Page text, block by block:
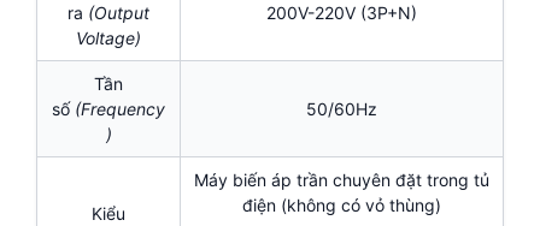
ra (Output
Voltage)
200V-220V (3P+N)
Tần
số (Frequency
)
50/60Hz
Kiểu
Máy biến áp trần chuyên đặt trong tủ
điện (không có vỏ thùng)